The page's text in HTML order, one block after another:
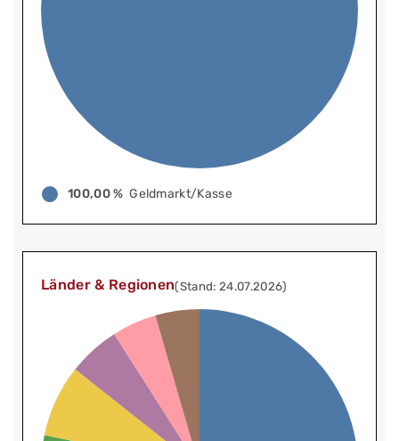
100,00 % Geldmarkt/Kasse
Länder & Regionen(Stand: 24.07.2026)